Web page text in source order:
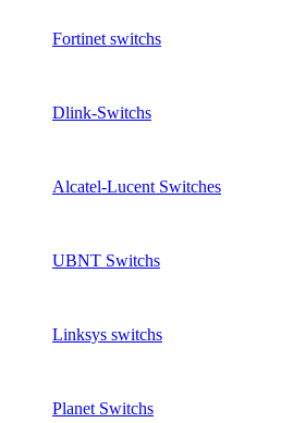
Fortinet switchs
Dlink-Switchs
Alcatel-Lucent Switches
UBNT Switchs
Linksys switchs
Planet Switchs